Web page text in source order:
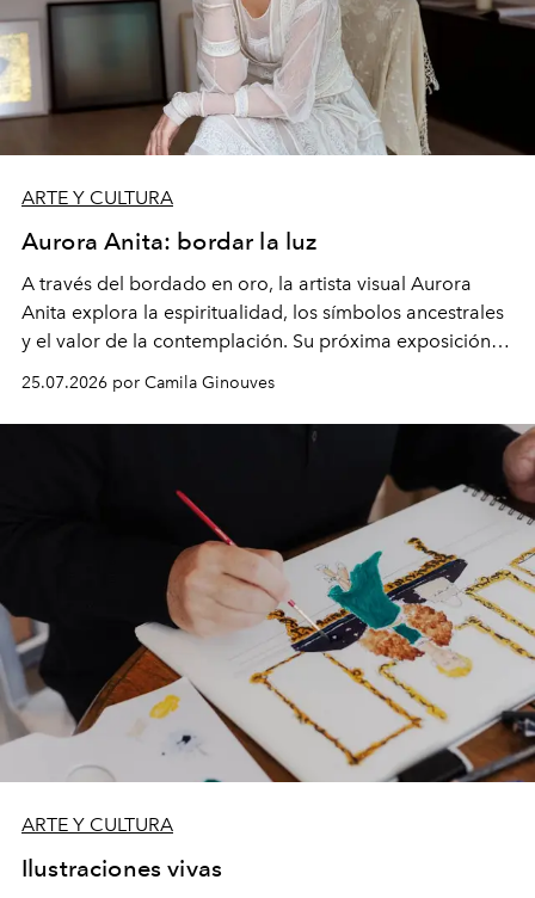
ARTE Y CULTURA
Aurora Anita: bordar la luz
A través del bordado en oro, la artista visual Aurora
Anita explora la espiritualidad, los símbolos ancestrales
y el valor de la contemplación. Su próxima exposición,
inspirada en los exvotos, en Galería NAC, transforma
una antigua tradición católica en una reflexión sobre la
gratitud.
25.07.2026 por Camila Ginouves
ARTE Y CULTURA
Ilustraciones vivas